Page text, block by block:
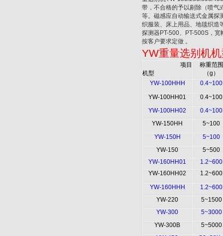
带，不合格的予以剔除（喷气
等。磁感应自动输送式金属
织服装、床上用品、地毯织造
探测器PT-500、PT-500S，
按客户要求定做 。
YW重量选别机
项目
机型
称重范围
（g ）
YW-100HHH
0.4~100
YW-100HH01
0.4~100
YW-100HH02
0.4~100
YW-150HH
5~100
YW-150H
5~100
YW-150
5~500
YW-160HH01
1.2~600
YW-160HH02
1.2~600
YW-160HHH
1.2~600
YW-220
5~1500
YW-300
5~3000
YW-300B
5~5000